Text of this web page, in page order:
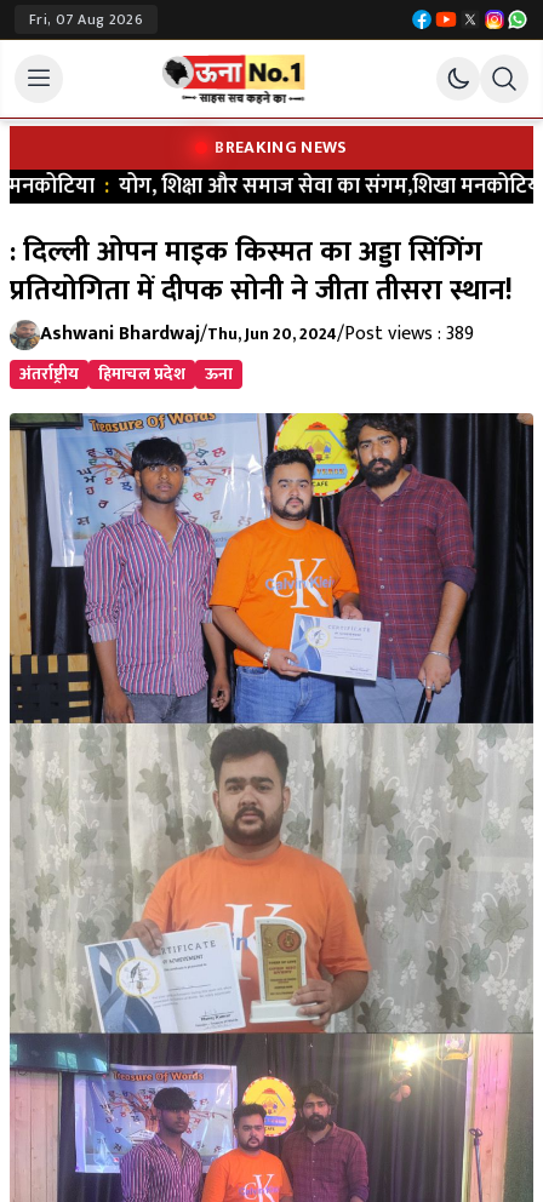
Fri, 07 Aug 2026
BREAKING NEWS
:योग, शिक्षा और समाज सेवा का संगम,शिखा मनकोटिया ने
: दिल्ली ओपन माइक किस्मत का अड्डा सिंगिंग
प्रतियोगिता में दीपक सोनी ने जीता तीसरा स्थान!
Ashwani Bhardwaj/Thu, Jun 20, 2024/Post views : 389
अंतर्राष्ट्रीय हिमाचल प्रदेश ऊना